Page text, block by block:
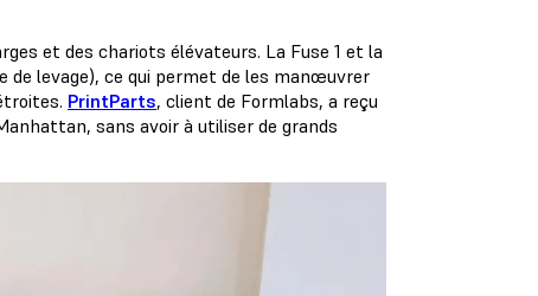
et des chariots élévateurs. La Fuse 1 et la
de levage), ce qui permet de les manœuvrer
PrintParts, client de Formlabs, a reçu
sans avoir à utiliser de grands